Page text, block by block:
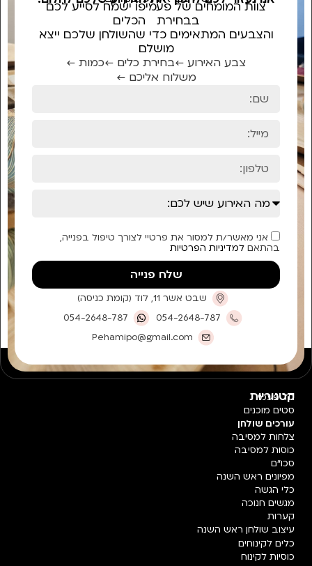
צוות המומחים של פעמיפו ישמח לסייע לכם
בבחירת הכלים
והצבעים המתאימים כדי שהשולחן שלכם ייצא
מושלם
צבע האירוע ←בחירת כלים ←כמות ←
משלוח אליכם ←
אני מאשר/ת למסור את פרטיי לצורך טיפול בפנייה,
בהתאם למדיניות הפרטיות
שלח פנייה
שבט אשר 11, לוד (קומת כניסה)
054-2648-787
054-2648-787
Pehamipo@gmail.com
קטגוריות
חד פעמי
סטים מוכנים
עורכים שולחן
צלחות למסיבה
כוסות למסיבה
סכו"ם
מפיונים ראש השנה
כלי הגשה
מגשים חנוכה
קערות
עיצוב שולחן ראש השנה
כלים לקינוחים
כוסיות לקינוח